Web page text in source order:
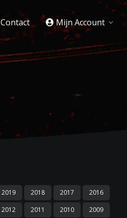
Contact Mijn Account
2019 2018 2017
2016
2012 2011 2010
2009